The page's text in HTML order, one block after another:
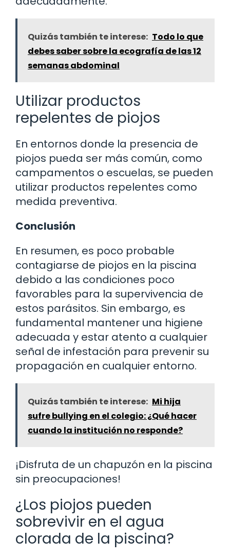
Quizás también te interese: Todo lo que
debes saber sobre la ecografía de las 12
semanas abdominal
Utilizar productos
repelentes de piojos
En entornos donde la presencia de
piojos pueda ser más común, como
campamentos o escuelas, se pueden
utilizar productos repelentes como
medida preventiva.
Conclusión
En resumen, es poco probable
contagiarse de piojos en la piscina
debido a las condiciones poco
favorables para la supervivencia de
estos parásitos. Sin embargo, es
fundamental mantener una higiene
adecuada y estar atento a cualquier
señal de infestación para prevenir su
propagación en cualquier entorno.
Quizás también te interese: Mi hija
sufre bullying en el colegio: ¿Qué hacer
cuando la institución no responde?
¡Disfruta de un chapuzón en la piscina
sin preocupaciones!
¿Los piojos pueden
sobrevivir en el agua
clorada de la piscina?